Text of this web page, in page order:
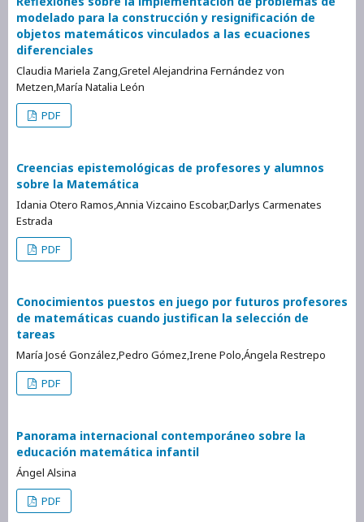
modelado para la construcción y resignificación de
objetos matemáticos vinculados a las ecuaciones
diferenciales
Claudia Mariela Zang,Gretel Alejandrina Fernández von
Metzen,María Natalia León
PDF
Creencias epistemológicas de profesores y alumnos
sobre la Matemática
Idania Otero Ramos,Annia Vizcaino Escobar,Darlys Carmenates
Estrada
PDF
Conocimientos puestos en juego por futuros profesores
de matemáticas cuando justifican la selección de
tareas
María José González,Pedro Gómez,Irene Polo,Ángela Restrepo
PDF
Panorama internacional contemporáneo sobre la
educación matemática infantil
Ángel Alsina
PDF